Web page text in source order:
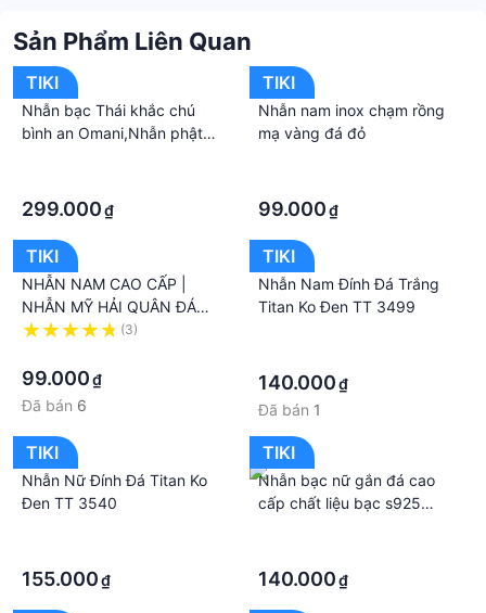
Sản Phẩm Liên Quan
TIKI
Nhẫn bạc Thái khắc chú
bình an Omani,Nhẫn phật
299.000₫
TIKI
Nhẫn nam inox chạm rồng
mạ vàng đá đỏ
99.000₫
TIKI
NHẪN NAM CAO CẤP |
NHẪN MỸ HẢI QUÂN ĐÁ
XANH LÁ - N043D
(3)
99.000₫
Đã bán 6
TIKI
Nhẫn Nam Đính Đá Trắng
Titan Ko Đen TT 3499
140.000₫
Đã bán 1
TIKI
Nhẫn Nữ Đính Đá Titan Ko
Đen TT 3540
155.000₫
TIKI
Nhẫn bạc nữ gắn đá cao
cấp chất liệu bạc s925
140.000₫